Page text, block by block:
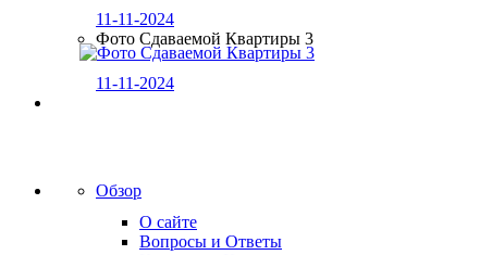
11-11-2024
Фото Сдаваемой Квартиры 3
11-11-2024
Обзор
О сайте
Вопросы и Ответы